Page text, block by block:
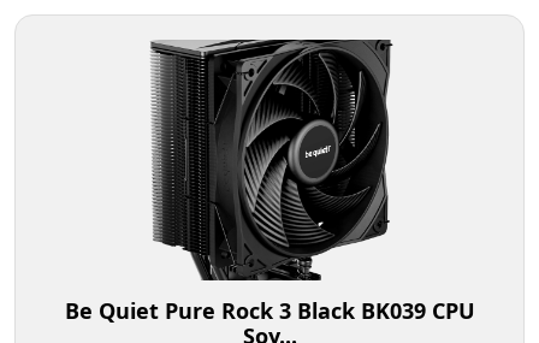
Be Quiet Pure Rock 3 Black BK039 CPU
Soy...